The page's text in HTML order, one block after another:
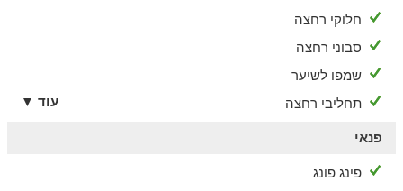
חלוקי רחצה
סבוני רחצה
שמפו לשיער
תחליבי רחצה
עוד ▼
פנאי
פינג פונג